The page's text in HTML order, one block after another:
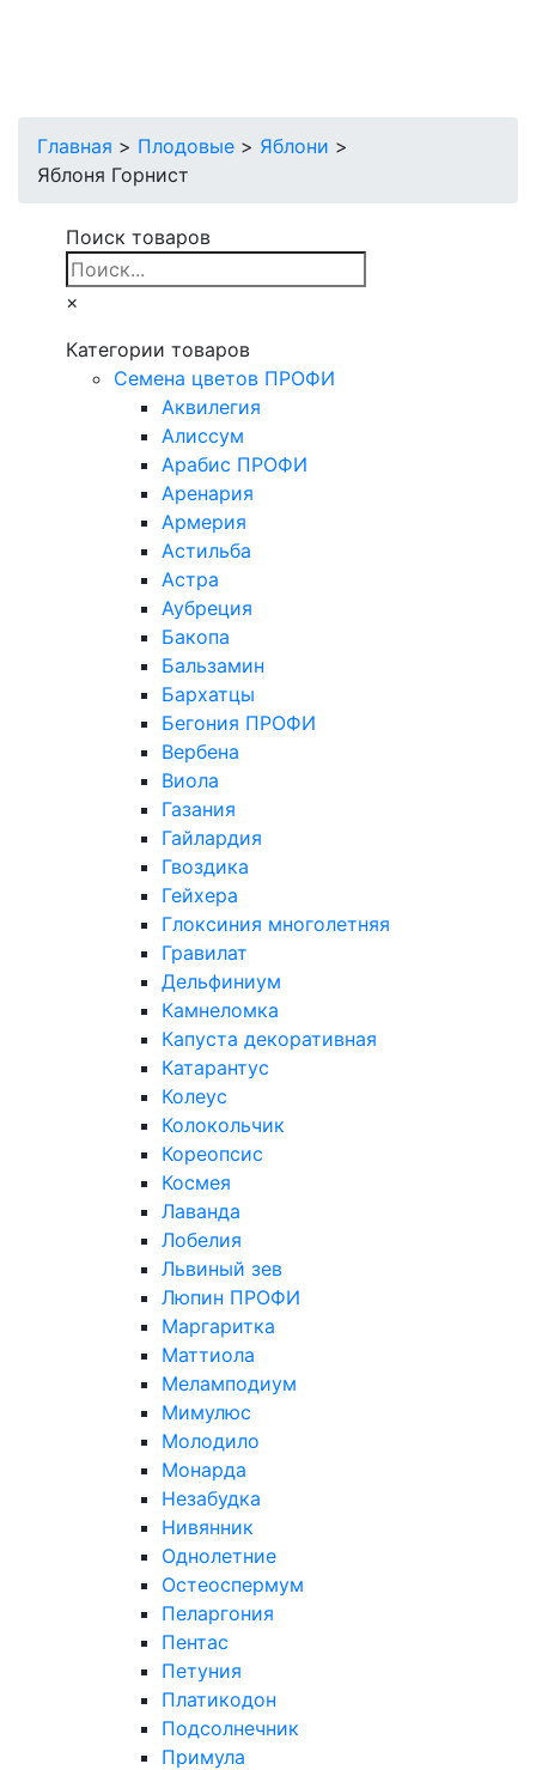
Главная > Плодовые > Яблони >
Яблоня Горнист
Поиск товаров
×
Категории товаров
Cемена цветов ПРОФИ
Аквилегия
Алиссум
Арабис ПРОФИ
Аренария
Армерия
Астильба
Астра
Аубреция
Бакопа
Бальзамин
Бархатцы
Бегония ПРОФИ
Вербена
Виола
Газания
Гайлардия
Гвоздика
Гейхера
Глоксиния многолетняя
Гравилат
Дельфиниум
Камнеломка
Капуста декоративная
Катарантус
Колеус
Колокольчик
Кореопсис
Космея
Лаванда
Лобелия
Львиный зев
Люпин ПРОФИ
Маргаритка
Маттиола
Меламподиум
Мимулюс
Молодило
Монарда
Незабудка
Нивянник
Однолетние
Остеоспермум
Пеларгония
Пентас
Петуния
Платикодон
Подсолнечник
Примула